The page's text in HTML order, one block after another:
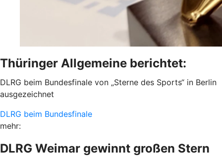
Thüringer Allgemeine berichtet:
DLRG beim Bundesfinale von „Sterne des Sports“ in Berlin
ausgezeichnet
DLRG beim Bundesfinale
mehr:
DLRG Weimar gewinnt großen Stern